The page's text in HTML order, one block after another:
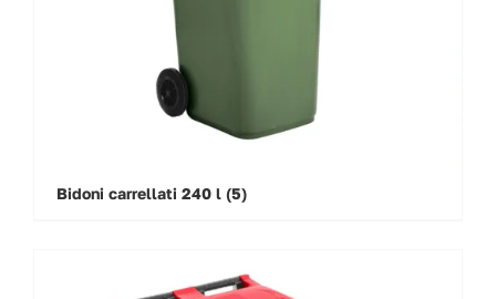
Bidoni carrellati 240 l (5)